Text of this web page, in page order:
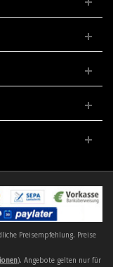
Preisempfehlung. Preise
). Angebote gelten nur für